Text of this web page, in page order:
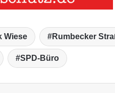
Wiese Rumbecker
SPD-Büro